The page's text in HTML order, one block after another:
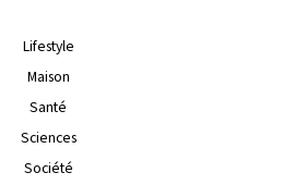
Lifestyle
Maison
Santé
Sciences
Société